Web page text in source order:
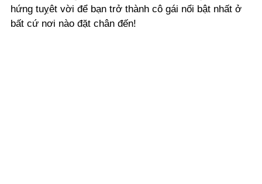
hứng tuỵêt vời để bạn trở thành cô gái nổi bật nhất ở
bất cứ nơi nào đặt chân đến!